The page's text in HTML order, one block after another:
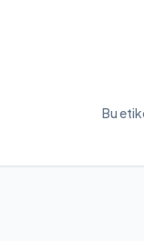
Bu